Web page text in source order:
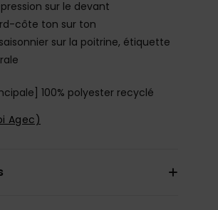
sur le devant
côte ton sur ton
sur la poitrine, étiquette
100% polyester recyclé
Agec)